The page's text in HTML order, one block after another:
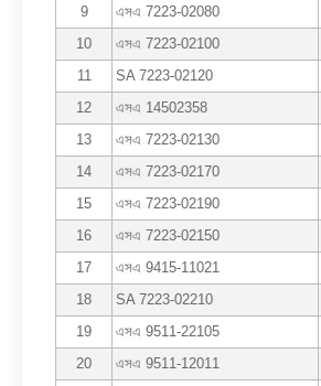
9
এসএ 7223-02080
10
এসএ 7223-02100
11
SA 7223-02120
12
এসএ 14502358
13
এসএ 7223-02130
14
এসএ 7223-02170
15
এসএ 7223-02190
16
এসএ 7223-02150
17
এসএ 9415-11021
18
SA 7223-02210
19
এসএ 9511-22105
20
এসএ 9511-12011